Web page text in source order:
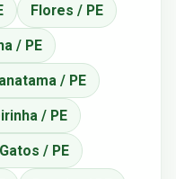
Flores / PE
/ PE
/ PE
/ PE
/ PE